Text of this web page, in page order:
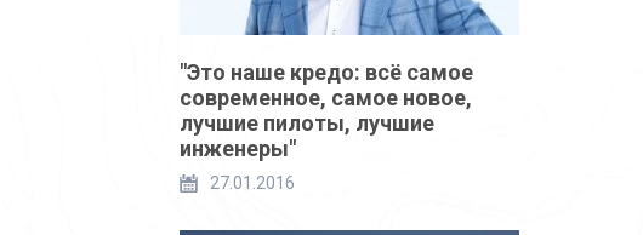
"Это наше кредо: всё самое
современное, самое новое,
лучшие пилоты, лучшие
инженеры"
27.01.2016